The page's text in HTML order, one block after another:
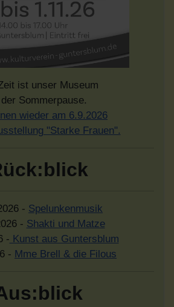
ist unser Museum
Sommerpause.
wieder am 6.9.2026
"Starke Frauen".
- Spelunkenmusik
- Shakti und Matze
- Kunst aus Guntersblum
- Mme Brell & die Filous